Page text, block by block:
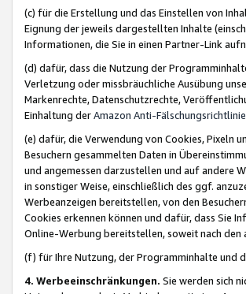
(c) für die Erstellung und das Einstellen von
Eignung der jeweils dargestellten Inhalte
Informationen, die Sie in einen Partner-Link
(d) dafür, dass die Nutzung der
Verletzung oder missbräuchliche Ausübung
Markenrechte, Datenschutzrechte,
Einhaltung derAmazon Anti-
(e) dafür, die Verwendung von Cookies, Pixeln
Besuchern gesammelten Daten in
und angemessen darzustellen und auf andere
in sonstiger Weise, einschließlich des ggf.
Werbeanzeigen bereitstellen, von den
Cookies erkennen können und dafür, dass Sie
Online-Werbung bereitstellen, soweit nach
(f) für Ihre Nutzung, der Programminhalte und
4. Werbeeinschränkungen. Sie werden sich